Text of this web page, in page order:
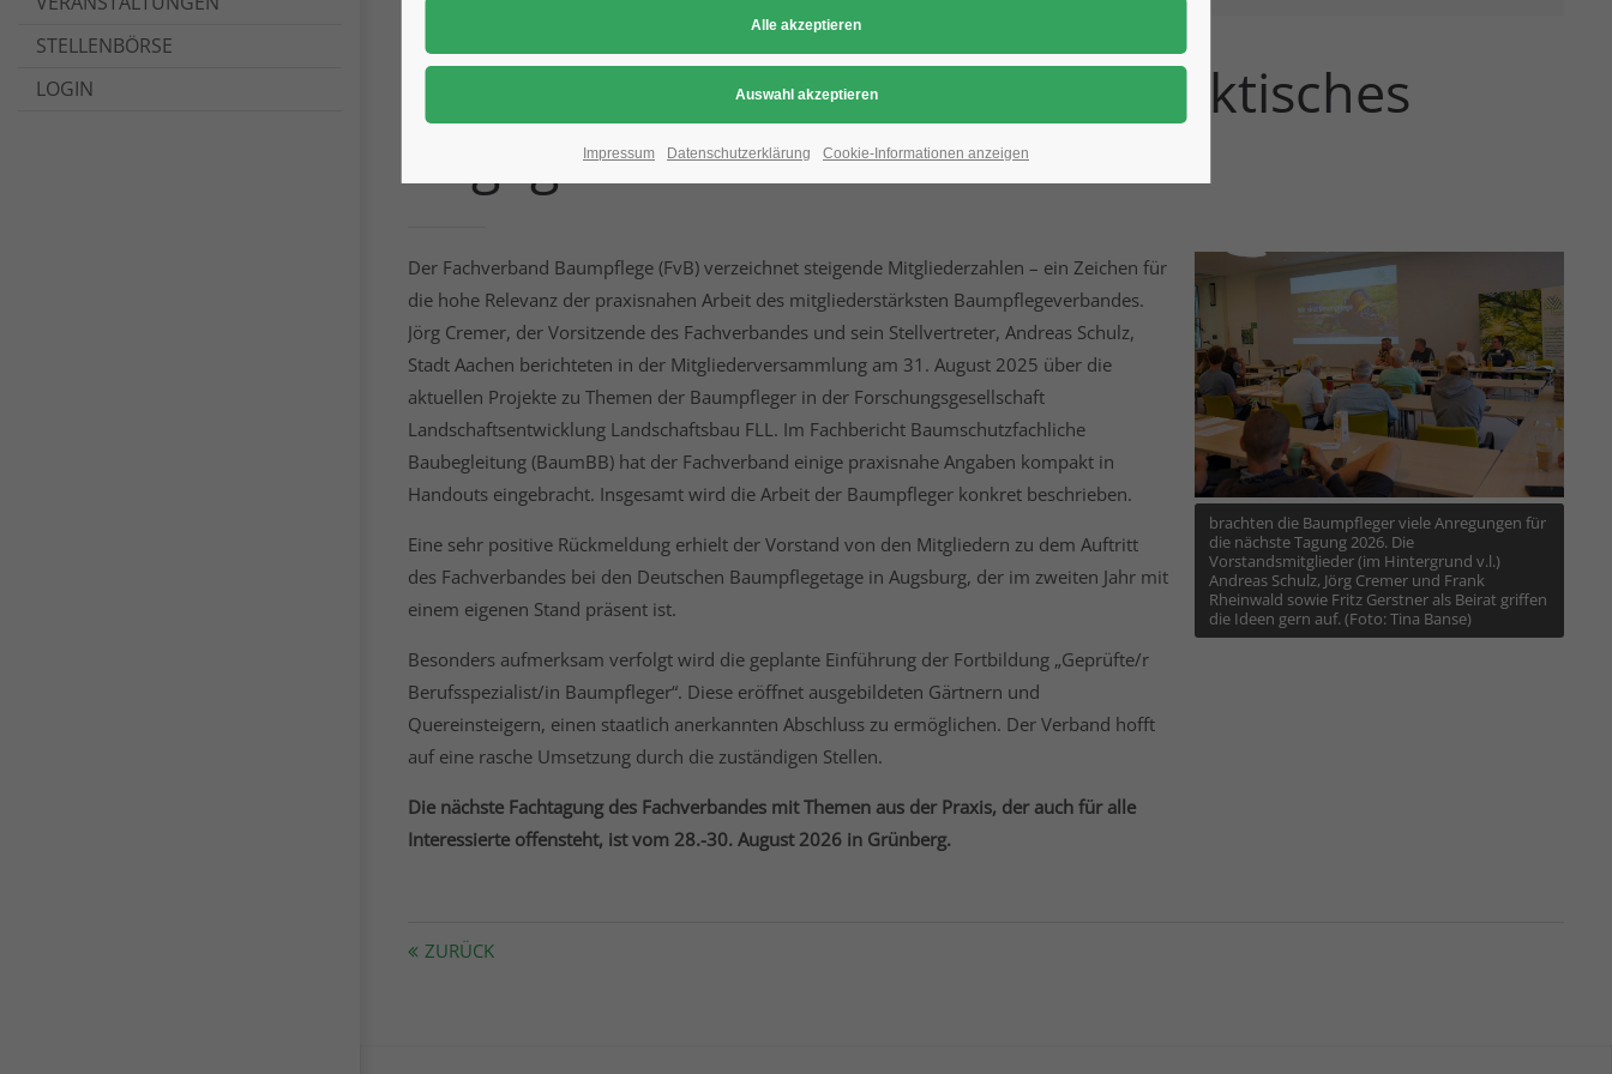
STELLENBÖRSE
LOGIN
FvB-Mitglieder schätzen fachpraktisches
Engagement
Der Fachverband Baumpflege (FvB) verzeichnet steigende Mitgliederzahlen – ein Zeichen für
die hohe Relevanz der praxisnahen Arbeit des mitgliederstärksten Baumpflegeverbandes.
Jörg Cremer, der Vorsitzende des Fachverbandes und sein Stellvertreter, Andreas Schulz,
Stadt Aachen berichteten in der Mitgliederversammlung am 31. August 2025 über die
aktuellen Projekte zu Themen der Baumpfleger in der Forschungsgesellschaft
Landschaftsentwicklung Landschaftsbau FLL. Im Fachbericht Baumschutzfachliche
Baubegleitung (BaumBB) hat der Fachverband einige praxisnahe Angaben kompakt in
Handouts eingebracht. Insgesamt wird die Arbeit der Baumpfleger konkret beschrieben.
Eine sehr positive Rückmeldung erhielt der Vorstand von den Mitgliedern zu dem Auftritt
des Fachverbandes bei den Deutschen Baumpflegetage in Augsburg, der im zweiten Jahr mit
einem eigenen Stand präsent ist.
Besonders aufmerksam verfolgt wird die geplante Einführung der Fortbildung „Geprüfte/r
Berufsspezialist/in Baumpfleger“. Diese eröffnet ausgebildeten Gärtnern und
Quereinsteigern, einen staatlich anerkannten Abschluss zu ermöglichen. Der Verband hofft
auf eine rasche Umsetzung durch die zuständigen Stellen.
Die nächste Fachtagung des Fachverbandes mit Themen aus der Praxis, der auch für alle
Interessierte offensteht, ist vom 28.-30. August 2026 in Grünberg.
brachten die Baumpfleger viele Anregungen für
die nächste Tagung 2026. Die
Vorstandsmitglieder (im Hintergrund v.l.)
Andreas Schulz, Jörg Cremer und Frank
Rheinwald sowie Fritz Gerstner als Beirat griffen
die Ideen gern auf. (Foto: Tina Banse)
ZURÜCK
Impressum Datenschutzerklärung Cookie-Informationen anzeigen